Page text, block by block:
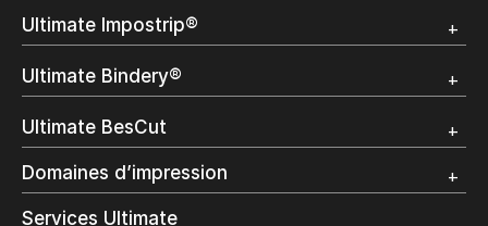
Ultimate Impostrip®
Démo
Ultimate Bindery®
Démo
Témoignages clients
Ultimate BesCut
Apercu
Démo
Domaines d’impression
Publipostage et Transactionnel
Services Ultimate